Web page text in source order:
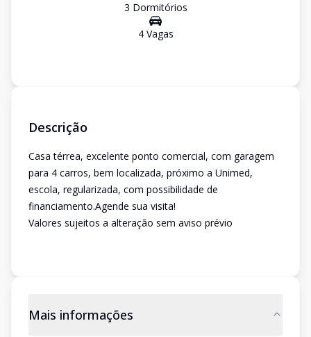
3 Dormitórios
4Vagas
Descrição
Casa térrea, excelente ponto comercial, com garagem
para 4 carros, bem localizada, próximo a Unimed,
escola, regularizada, com possibilidade de
financiamento.Agende sua visita!
Valores sujeitos a alteração sem aviso prévio
Mais informações